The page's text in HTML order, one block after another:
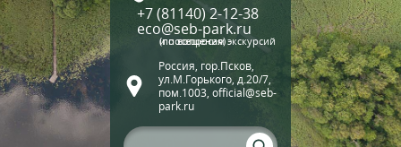
+7 (81140) 2-12-38
eco@seb-park.ru
(по вопросам экскурсий и посещения)
Россия, гор.Псков,
ул.М.Горького, д.20/7,
пом.1003, official@seb-
park.ru